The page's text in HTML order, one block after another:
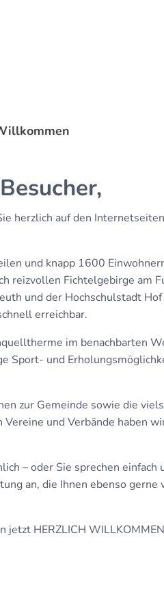
herzlich auf den
und knapp 1600
reizvollen Fichtelgebirge am
und der Hochschulstadt
erreichbar.
im benachbarten
Sport- und
zur Gemeinde sowie die
und Verbände haben
– oder Sie sprechen einfach
an, die Ihnen ebenso
HERZLICH